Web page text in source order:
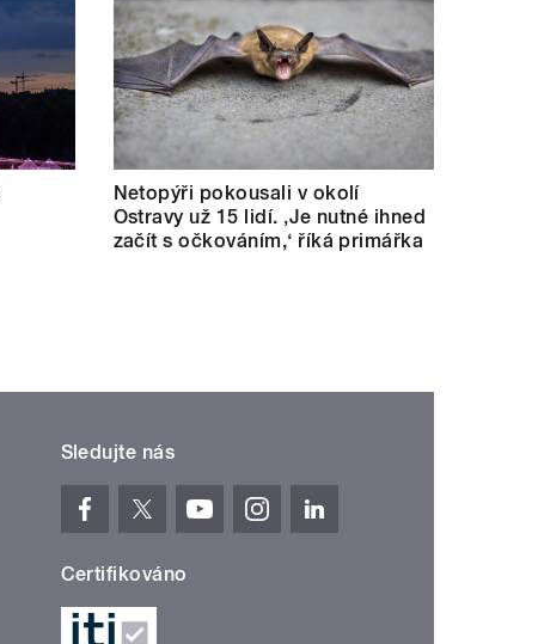
Netopýři pokousali v okolí
Ostravy už 15 lidí. ‚Je nutné ihned
začít s očkováním,‘ říká primářka
Sledujte nás
Certifikováno